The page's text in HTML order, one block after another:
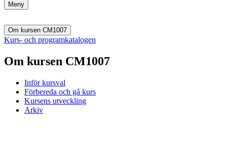
Meny
Om kursen CM1007
Kurs- och programkatalogen
Om kursen CM1007
Inför kursval
Förbereda och gå kurs
Kursens utveckling
Arkiv